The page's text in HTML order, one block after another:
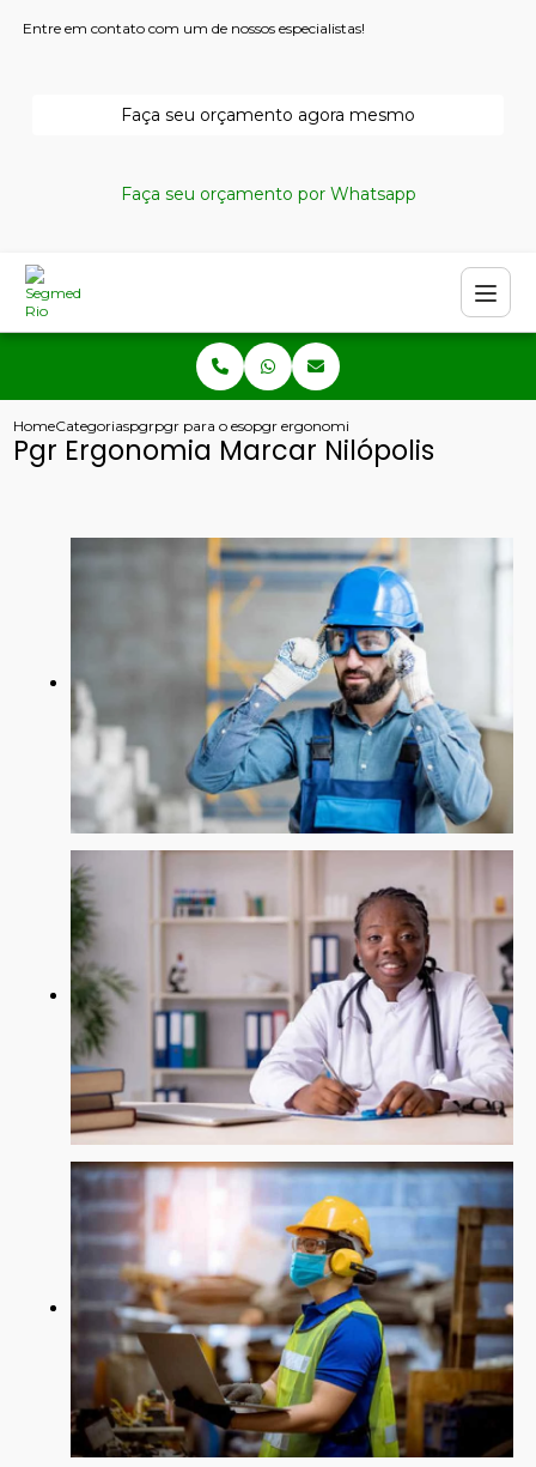
Entre em contato com um de nossos especialistas!
Faça seu orçamento agora mesmo
Faça seu orçamento por Whatsapp
HomeCategoriaspgrpgr para o esocialpgr ergonomia marcar nilopolis
Pgr Ergonomia Marcar Nilópolis